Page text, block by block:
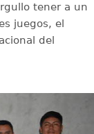
tener a un
juegos, el
del